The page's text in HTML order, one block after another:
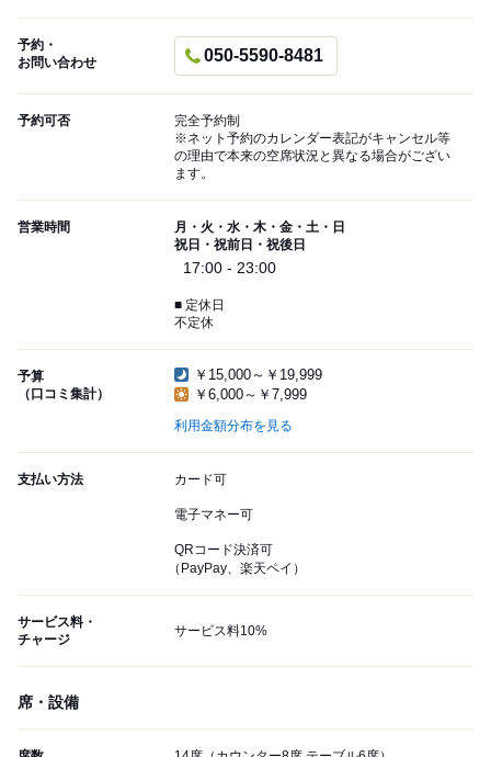
予約・
お問い合わせ
050-5590-8481
予約可否
完全予約制
※ネット予約のカレンダー表記がキャンセル等
の理由で本来の空席状況と異なる場合がござい
ます。
営業時間
月・火・水・木・金・土・日
祝日・祝前日・祝後日
17:00 - 23:00
■ 定休日
不定休
予算
（口コミ集計）
￥15,000～￥19,999
￥6,000～￥7,999
利用金額分布を見る
支払い方法 カード可
電子マネー可
QRコード決済可
（PayPay、楽天ペイ）
サービス料・
チャージ
サービス料10%
席・設備